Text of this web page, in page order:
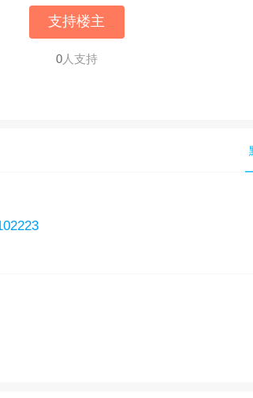
支持楼主
0人支持